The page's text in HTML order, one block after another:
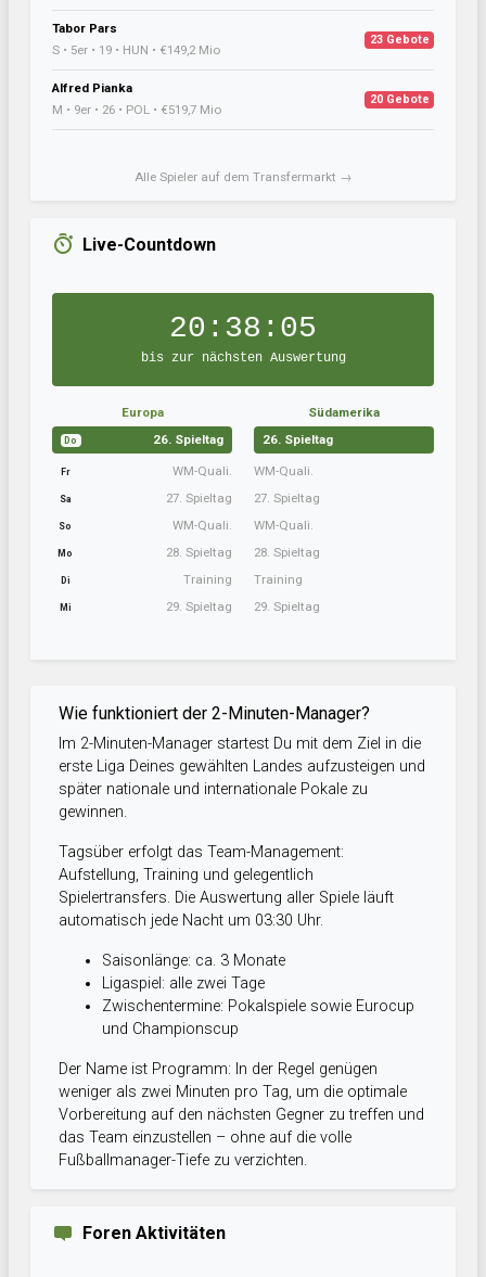
Tabor Pars
S • 5er • 19 • HUN • €149,2 Mio
23 Gebote
Alfred Pianka
M • 9er • 26 • POL • €519,7 Mio
20 Gebote
Alle Spieler auf dem Transfermarkt →
Live-Countdown
20:38:05
bis zur nächsten Auswertung
Europa
Do 26. Spieltag
Fr WM-Quali.
Sa 27. Spieltag
So WM-Quali.
Mo 28. Spieltag
Di Training
Mi 29. Spieltag
Südamerika
26. Spieltag
WM-Quali.
27. Spieltag
WM-Quali.
28. Spieltag
Training
29. Spieltag
Wie funktioniert der 2-Minuten-Manager?
Im 2-Minuten-Manager startest Du mit dem Ziel in die
erste Liga Deines gewählten Landes aufzusteigen und
später nationale und internationale Pokale zu
gewinnen.
Tagsüber erfolgt das Team-Management:
Aufstellung, Training und gelegentlich
Spielertransfers. Die Auswertung aller Spiele läuft
automatisch jede Nacht um 03:30 Uhr.
Saisonlänge: ca. 3 Monate
Ligaspiel: alle zwei Tage
Zwischentermine: Pokalspiele sowie Eurocup
und Championscup
Der Name ist Programm: In der Regel genügen
weniger als zwei Minuten pro Tag, um die optimale
Vorbereitung auf den nächsten Gegner zu treffen und
das Team einzustellen – ohne auf die volle
Fußballmanager-Tiefe zu verzichten.
Foren Aktivitäten